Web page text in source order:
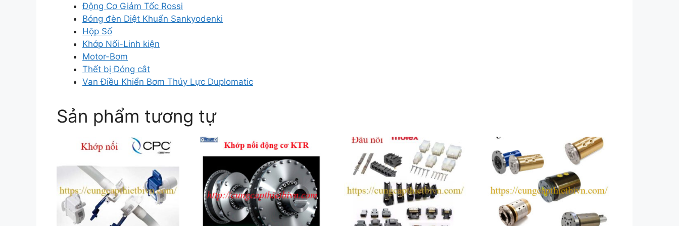
Động Cơ Giảm Tốc Rossi
Bóng đèn Diệt Khuẩn Sankyodenki
Hộp Số
Khớp Nối-Linh kiện
Motor-Bơm
Thết bị Đóng cắt
Van Điều Khiển Bơm Thủy Lực Duplomatic
Sản phẩm tương tự